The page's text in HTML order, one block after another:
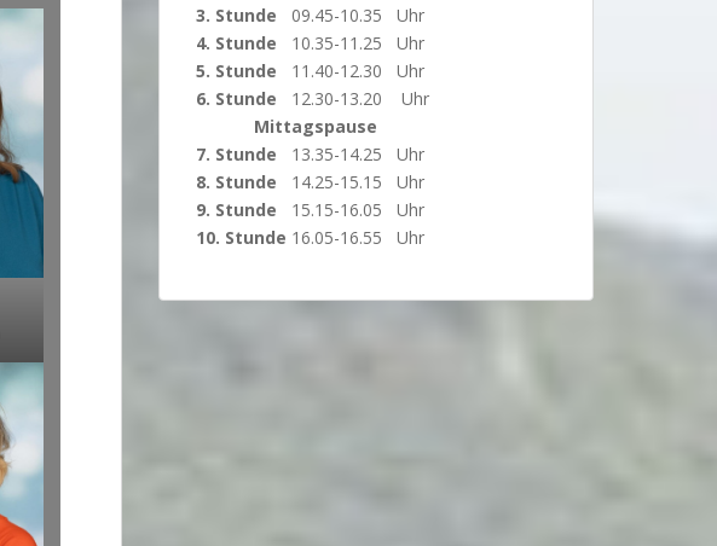
3. Stunde 09.45-10.35 Uhr
4. Stunde
10.35-11.25 Uhr
5. Stunde 11.40-12.30 Uhr
6. Stunde 12.30-13.20 Uhr
Mittagspause
7. Stunde 13.35-14.25 Uhr
8. Stunde 14.25-15.15 Uhr
9. Stunde 15.15-16.05 Uhr
10. Stunde 16.05-16.55 Uhr